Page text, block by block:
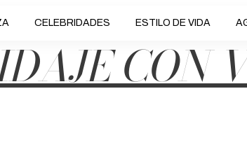
CELEBRIDADES ESTILO DE VIDA
CON